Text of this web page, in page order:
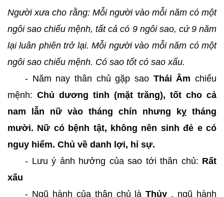
Người xưa cho rằng: Mỗi người vào mỗi năm có một
ngôi sao chiếu mệnh, tất cả có 9 ngôi sao, cứ 9 năm
lại luân phiên trở lại. Mỗi người vào mỗi năm có một
ngôi sao chiếu mệnh. Có sao tốt có sao xấu.
- Năm nay thân chủ gặp sao Thái Âm chiếu
mệnh: Chủ dương tinh (mặt trăng), tốt cho cả
nam lẫn nữ vào tháng chín nhưng kỵ tháng
mười. Nữ có bệnh tật, không nên sinh đẻ e có
nguy hiểm. Chủ về danh lợi, hỉ sự.
- Lưu ý ảnh hưởng của sao tới thân chủ: Rất
xấu
- Ngũ hành của thân chủ làThủy , ngũ hành